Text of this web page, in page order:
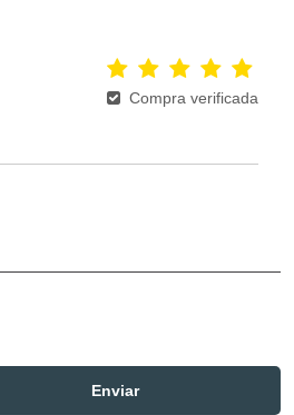
Compra verificada